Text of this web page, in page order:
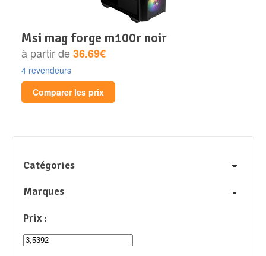
msi mag forge m100r noir
à partir de36.69€
4 revendeurs
Comparer les prix
Catégories
Marques
Prix :